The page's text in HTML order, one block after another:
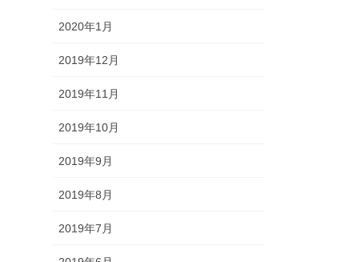
2020年1月
2019年12月
2019年11月
2019年10月
2019年9月
2019年8月
2019年7月